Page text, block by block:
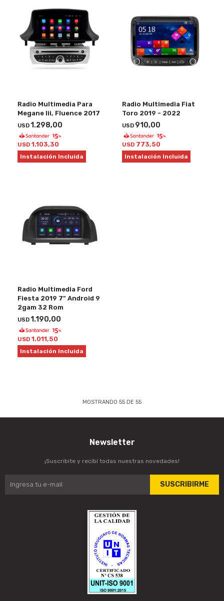
Radio Multimedia Para
Megane Iii, Fluence 2017
USD1.298,00
USD 1.103,30
Instalación Incluida
Radio Multimedia Fiat
Toro 2019 - 2022
USD 910,00
USD 773,50
Instalación Incluida
Radio Multimedia Ford
Fiesta 2019 7" Android 9
2gam 32 Rom
USD1.190,00
USD 1.011,50
Instalación Incluida
MOSTRANDO 55 DE 55
Newsletter
¡Suscribite y recibí todas nuestras novedades!
SUSCRIBIRME